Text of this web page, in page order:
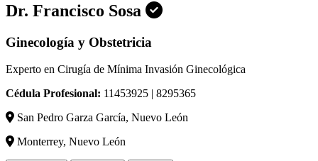
Dr. Francisco Sosa
Ginecología y Obstetricia
Experto en Cirugía de Mínima Invasión Ginecológica
Cédula Profesional: 11453925 | 8295365
San Pedro Garza García, Nuevo León
Monterrey, Nuevo León